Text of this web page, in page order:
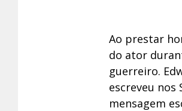
Ao prestar
do ator
guerreiro.
escreveu
mensagem